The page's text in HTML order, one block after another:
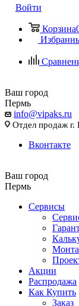
Войти
Корзина
Ваш город
Пермь
info@vipaks.ru
Отдел продаж г.
Вконтакте
Ваш город
Пермь
Сервисы
Акции
Распродажа
Как Купить
Заказ